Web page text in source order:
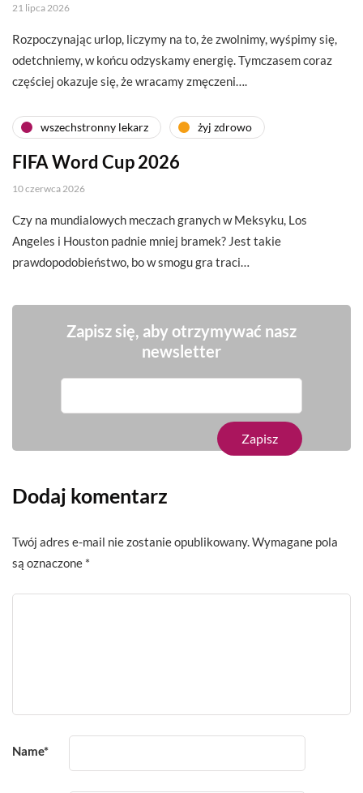
21 lipca 2026
Rozpoczynając urlop, liczymy na to, że zwolnimy, wyśpimy się,
odetchniemy, w końcu odzyskamy energię. Tymczasem coraz
częściej okazuje się, że wracamy zmęczeni….
wszechstronny lekarz żyj zdrowo
FIFA Word Cup 2026
10 czerwca 2026
Czy na mundialowych meczach granych w Meksyku, Los
Angeles i Houston padnie mniej bramek? Jest takie
prawdopodobieństwo, bo w smogu gra traci…
Zapisz się, aby otrzymywać nasz
newsletter
Dodaj komentarz
Twój adres e-mail nie zostanie opublikowany. Wymagane pola
są oznaczone *
Name*